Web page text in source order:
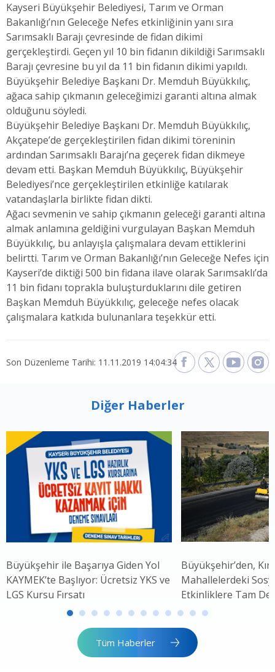
Kayseri Büyükşehir Belediyesi, Tarım ve Orman
Bakanlığı’nın Geleceğe Nefes etkinliğinin yanı sıra
Sarımsaklı Barajı çevresinde de fidan dikimi
gerçekleştirdi. Geçen yıl 10 bin fidanın dikildiği Sarımsaklı
Barajı çevresine bu yıl da 11 bin fidanın dikimi yapıldı.
Büyükşehir Belediye Başkanı Dr. Memduh Büyükkılıç,
ağaca sahip çıkmanın geleceğimizi garanti altına almak
olduğunu söyledi.
Büyükşehir Belediye Başkanı Dr. Memduh Büyükkılıç,
Akçatepe’de gerçekleştirilen fidan dikimi töreninin
ardından Sarımsaklı Barajı’na geçerek fidan dikmeye
devam etti. Başkan Memduh Büyükkılıç, Büyükşehir
Belediyesi’nce gerçekleştirilen etkinliğe katılarak
vatandaşlarla birlikte fidan dikti.
Ağacı sevmenin ve sahip çıkmanın geleceği garanti altına
almak anlamına geldiğini vurgulayan Başkan Memduh
Büyükkılıç, bu anlayışla çalışmalara devam ettiklerini
belirtti. Tarım ve Orman Bakanlığı’nın Geleceğe Nefes için
Kayseri’de diktiği 500 bin fidana ilave olarak Sarımsaklı’da
11 bin fidanı toprakla buluşturduklarını dile getiren
Başkan Memduh Büyükkılıç, geleceğe nefes olacak
çalışmalara katkıda bulunanlara teşekkür etti.
Son Düzenleme Tarihi: 11.11.2019 14:04:34
Diğer Haberler
Büyükşehir ile Başarıya Giden Yol
KAYMEK’te Başlıyor: Ücretsiz YKS ve
LGS Kursu Fırsatı
Büyükşehir’den,
Mahallelerdeki
Etkinliklere Tam
Tüm Haberler